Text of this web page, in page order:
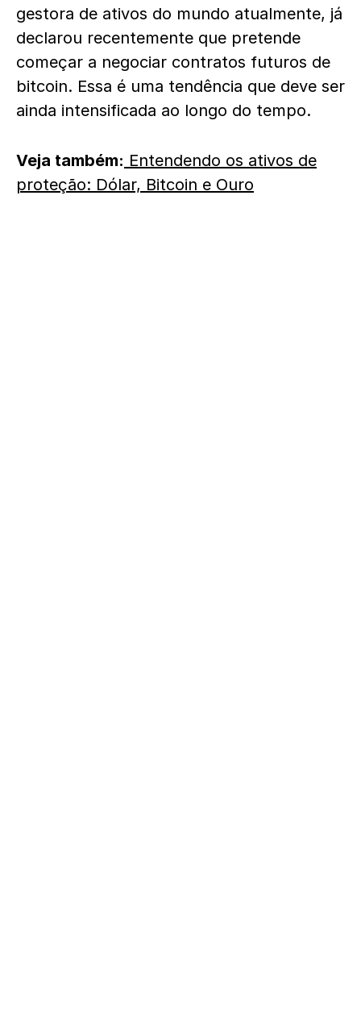
gestora de ativos do mundo atualmente, já
declarou recentemente que pretende
começar a negociar contratos futuros de
bitcoin. Essa é uma tendência que deve ser
ainda intensificada ao longo do tempo.
Veja também: Entendendo os ativos de
proteção: Dólar, Bitcoin e Ouro